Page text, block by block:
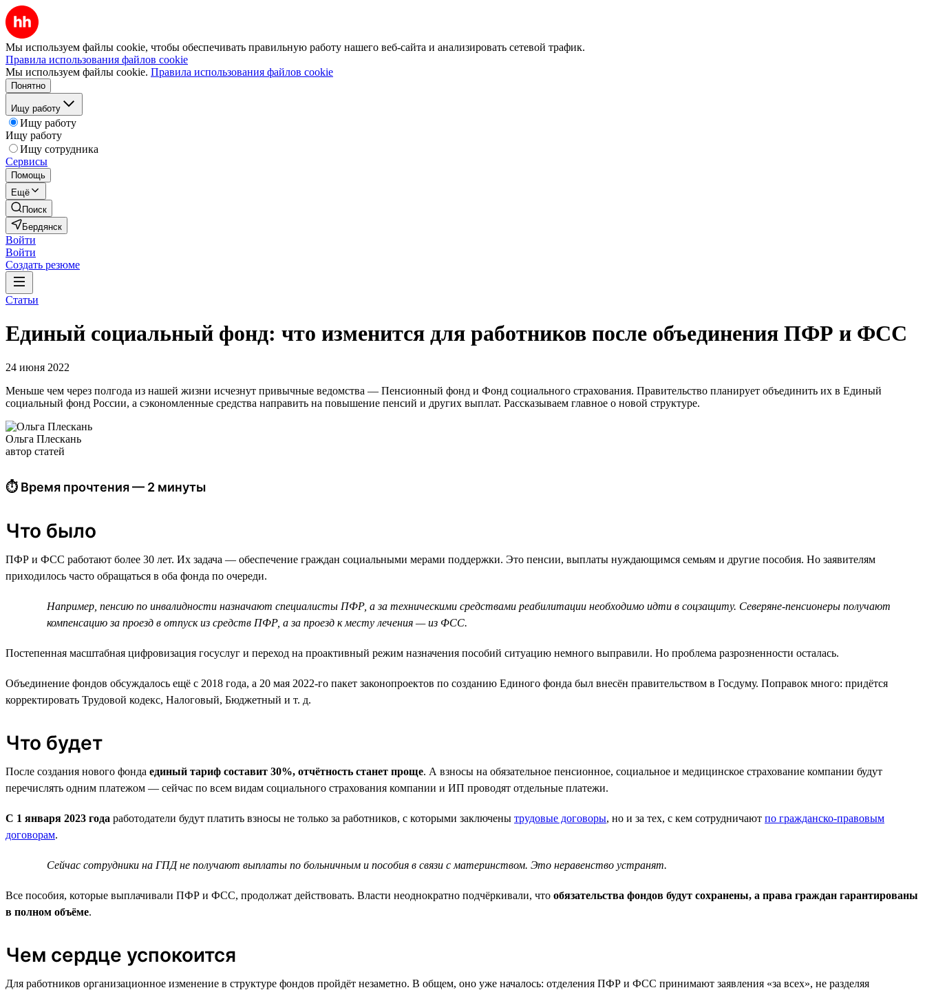
Мы используем файлы cookie, чтобы обеспечивать правильную работу нашего веб-сайта и анализировать сетевой трафик.
Правила использования файлов cookie
Мы используем файлы cookie. Правила использования файлов cookie
Понятно
Ищу работу
Ищу работу
Ищу работу
Ищу сотрудника
Сервисы
Помощь
Ещё
Поиск
Бердянск
Войти
Войти
Создать резюме
Статьи
Единый социальный фонд: что изменится для работников после объединения ПФР и ФСС
24 июня 2022
Меньше чем через полгода из нашей жизни исчезнут привычные ведомства — Пенсионный фонд и Фонд социального страхования. Правительство планирует объединить их в Единый
социальный фонд России, а сэкономленные средства направить на повышение пенсий и других выплат. Рассказываем главное о новой структуре.
Ольга Плескань
автор статей
⏱ Время прочтения — 2 минуты
Что было
ПФР и ФСС работают более 30 лет. Их задача — обеспечение граждан социальными мерами поддержки. Это пенсии, выплаты нуждающимся семьям и другие пособия. Но заявителям
приходилось часто обращаться в оба фонда по очереди.
Например, пенсию по инвалидности назначают специалисты ПФР, а за техническими средствами реабилитации необходимо идти в соцзащиту. Северяне-пенсионеры получают
компенсацию за проезд в отпуск из средств ПФР, а за проезд к месту лечения — из ФСС.
Постепенная масштабная цифровизация госуслуг и переход на проактивный режим назначения пособий ситуацию немного выправили. Но проблема разрозненности осталась.
Объединение фондов обсуждалось ещё с 2018 года, а 20 мая 2022-го пакет законопроектов по созданию Единого фонда был внесён правительством в Госдуму. Поправок много: придётся
корректировать Трудовой кодекс, Налоговый, Бюджетный и т. д.
Что будет
После создания нового фонда единый тариф составит 30%, отчётность станет проще. А взносы на обязательное пенсионное, социальное и медицинское страхование компании будут
перечислять одним платежом — сейчас по всем видам социального страхования компании и ИП проводят отдельные платежи.
С 1 января 2023 года работодатели будут платить взносы не только за работников, с которыми заключены трудовые договоры, но и за тех, с кем сотрудничают по гражданско-правовым
договорам.
Сейчас сотрудники на ГПД не получают выплаты по больничным и пособия в связи с материнством. Это неравенство устранят.
Все пособия, которые выплачивали ПФР и ФСС, продолжат действовать. Власти неоднократно подчёркивали, что обязательства фондов будут сохранены, а права граждан гарантированы
в полном объёме.
Чем сердце успокоится
Для работников организационное изменение в структуре фондов пройдёт незаметно. В общем, оно уже началось: отделения ПФР и ФСС принимают заявления «за всех», не разделяя